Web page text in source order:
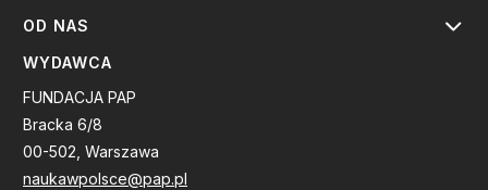
OD NAS
WYDAWCA
FUNDACJA PAP
Bracka 6/8
00-502, Warszawa
naukawpolsce@pap.pl